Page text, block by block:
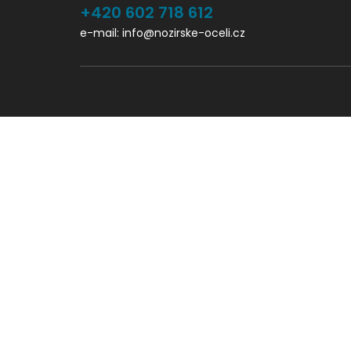
+420 602 718 612
e-mail: info@nozirske-oceli.cz